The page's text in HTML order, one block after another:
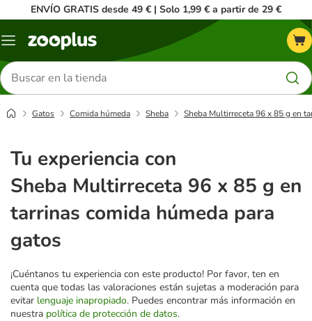
ENVÍO GRATIS desde 49 € | Solo 1,99 € a partir de 29 €
Menú
Buscar
productos
Gatos Comida húmeda Sheba Sheba Multirreceta 96 x 85 g en
Tu experiencia con
Sheba Multirreceta 96 x 85 g en
tarrinas comida húmeda para
gatos
¡Cuéntanos tu experiencia con este producto! Por favor, ten en
cuenta que todas las valoraciones están sujetas a moderación para
evitar lenguaje inapropiado. Puedes encontrar más información en
nuestra política de protección de datos.